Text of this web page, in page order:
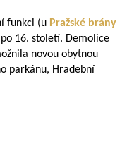
funkci (u Pražské brány
16. století. Demolice
novou obytnou
parkánu, Hradební